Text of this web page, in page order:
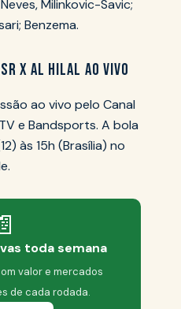
Milinkovic-Savic;
Benzema.
X AL HILAL AO VIVO
ao vivo pelo Canal
e Bandsports. A bola
às 15h (Brasília) no
toda semana
valor e mercados
de cada rodada.